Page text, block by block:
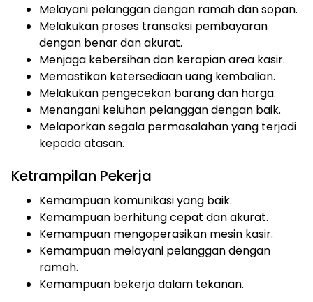
Melayani pelanggan dengan ramah dan sopan.
Melakukan proses transaksi pembayaran
dengan benar dan akurat.
Menjaga kebersihan dan kerapian area kasir.
Memastikan ketersediaan uang kembalian.
Melakukan pengecekan barang dan harga.
Menangani keluhan pelanggan dengan baik.
Melaporkan segala permasalahan yang terjadi
kepada atasan.
Ketrampilan Pekerja
Kemampuan komunikasi yang baik.
Kemampuan berhitung cepat dan akurat.
Kemampuan mengoperasikan mesin kasir.
Kemampuan melayani pelanggan dengan
ramah.
Kemampuan bekerja dalam tekanan.